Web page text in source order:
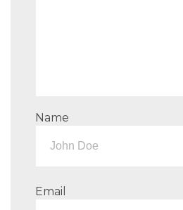
Name
Email